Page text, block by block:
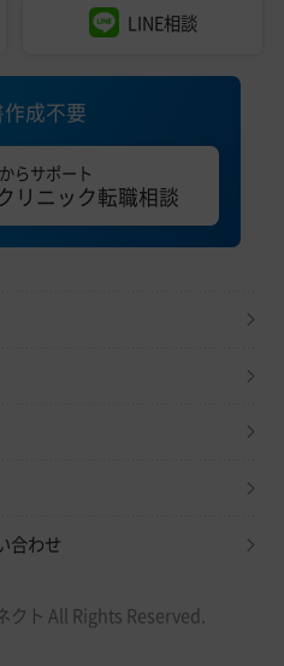
LINE相談
成不要
らサポート
リニック転職相談
合わせ
クト All Rights Reserved.